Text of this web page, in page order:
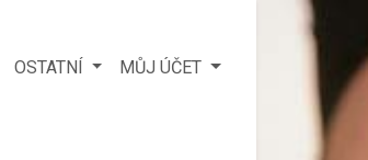
OSTATNÍ MŮJ ÚČET